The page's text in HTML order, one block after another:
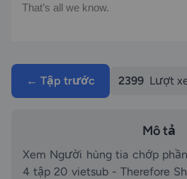
← Tập trước 2399 Lượt
Mô tả
Xem Người hùng tia chớp
4 tập 20 vietsub - Therefore